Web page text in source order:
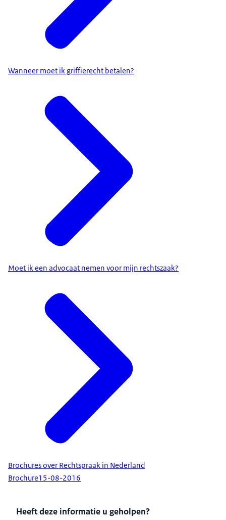
Wanneer moet ik griffierecht betalen?
Moet ik een advocaat nemen voor mijn rechtszaak?
Brochures over Rechtspraak in Nederland
Brochure15-08-2016
Heeft deze informatie u geholpen?